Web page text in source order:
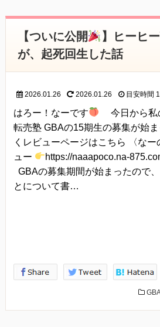
【ついに公開
】ヒーヒ
が、起死回生した話
2026.01.26 2026.01.26 目安時間
はろー！なーです
今日から私
転売塾 GBAの15期生の募集が始
くレビューページはこちら 〈な
ュー
https://naaapoco.na-
GBAの募集期間が始まったので
とについて書…